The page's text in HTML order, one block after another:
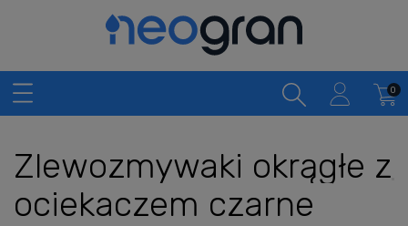
Zlewozmywaki okrągłe z
ociekaczem czarne